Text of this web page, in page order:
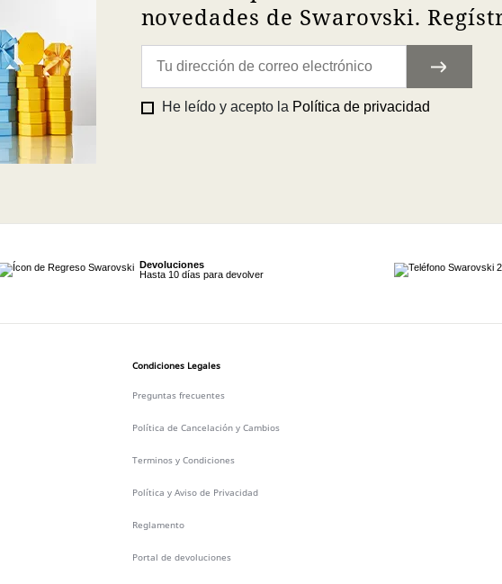
novedades de Swarovski.
He leído y acepto la Política de privacidad
Devoluciones
Hasta 10 días para devolver
Condiciones Legales
Preguntas frecuentes
Política de Cancelación y Cambios
Terminos y Condiciones
Política y Aviso de Privacidad
Reglamento
Portal de devoluciones